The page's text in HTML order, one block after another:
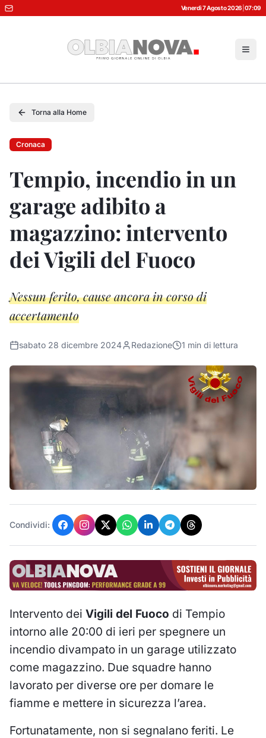
Venerdì 7 Agosto 2026 07:09
Torna alla Home
Cronaca
Tempio, incendio in un
garage adibito a
magazzino: intervento
dei Vigili del Fuoco
Nessun ferito, cause ancora in corso di
accertamento
sabato 28 dicembre 2024 Redazione 1 min di lettura
Condividi:
Intervento dei Vigili del Fuoco di Tempio
intorno alle 20:00 di ieri per spegnere un
incendio divampato in un garage utilizzato
come magazzino. Due squadre hanno
lavorato per diverse ore per domare le
fiamme e mettere in sicurezza l’area.
Fortunatamente, non si segnalano feriti. Le